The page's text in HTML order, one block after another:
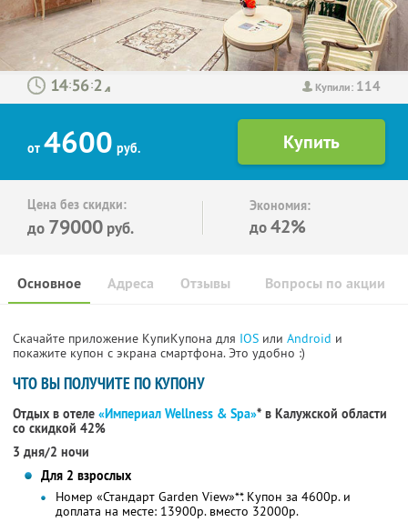
Купили: 114
: :
от 4600 руб.
Цена без скидки:
до 79000 руб.
Экономия:
до42%
Основное Отзывы Вопросы по акции
Адреса
Скачайте приложение КупиКупона для IOS или Android и
покажите купон с экрана смартфона. Это удобно :)
ЧТО ВЫ ПОЛУЧИТЕ ПО КУПОНУ
Отдых в отеле «Империал Wellness & Spa»* в Калужской области
со скидкой 42%
3 дня/2 ночи
Для 2 взрослых
Номер «Стандарт Garden View»**. Купон за 4600р. и
доплата на месте: 13900р. вместо 32000р.